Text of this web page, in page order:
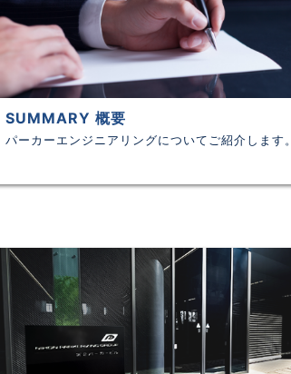
SUMMARY 概要
パーカーエンジニアリングについてご紹介します。